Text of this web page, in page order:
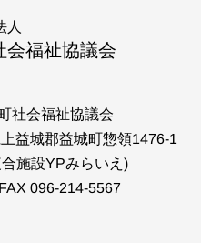
人
会福祉協議会
社会福祉協議会
益城郡益城町惣領1476-1
施設YPみらいえ)
096-214-5567